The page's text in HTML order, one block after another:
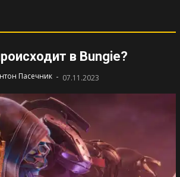
в Bungie?
Пасечник - 07.11.2023